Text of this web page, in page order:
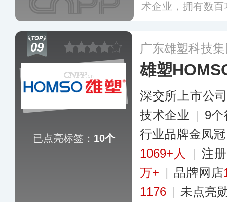
术企业，拥有数
乙烯复合管道。
09
已点亮标签： 10个
广东雄塑科技
雄塑
深交所上市公
技术企业 | 9
行业品牌金凤冠
1069+人
| 注
万+ | 品牌网店
1176 | 未点亮